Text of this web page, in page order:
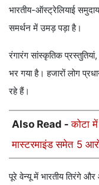
भारतीय-ऑस्ट्रेलियाई
समर्थन में उमड़ पड़ा है।
रंगारंग सांस्कृतिक
भर गया है। हजारों लोग
रहे हैं।
Also Read -कोटा
मास्टरमाइंड समेत 5
पूरे वेन्यू में भारतीय तिरंगे